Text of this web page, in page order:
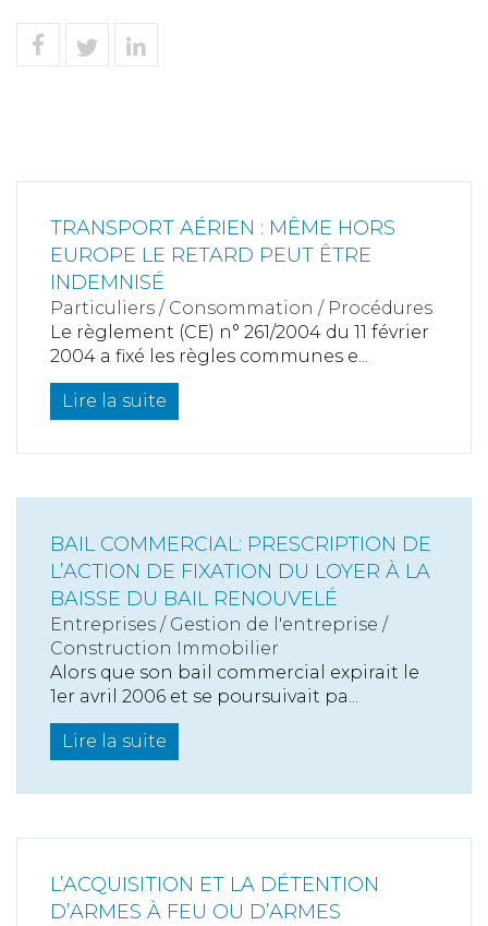
TRANSPORT AÉRIEN : MÊME HORS
EUROPE LE RETARD PEUT ÊTRE
INDEMNISÉ
Particuliers / Consommation / Procédures
Le règlement (CE) n° 261/2004 du 11 février
2004 a fixé les règles communes e...
Lire la suite
BAIL COMMERCIAL: PRESCRIPTION DE
L’ACTION DE FIXATION DU LOYER À LA
BAISSE DU BAIL RENOUVELÉ
Entreprises / Gestion de l'entreprise /
Construction Immobilier
Alors que son bail commercial expirait le
1er avril 2006 et se poursuivait pa...
Lire la suite
L’ACQUISITION ET LA DÉTENTION
D’ARMES À FEU OU D’ARMES